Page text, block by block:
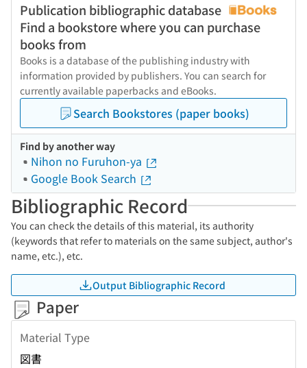
Publication bibliographic database
Find a bookstore where you can purchase
books from
Books is a database of the publishing industry with
information provided by publishers. You can search for
currently available paperbacks and eBooks.
Search Bookstores (paper books)
Find by another way
Nihon no Furuhon-ya
Google Book Search
Bibliographic Record
You can check the details of this material, its authority
(keywords that refer to materials on the same subject, author's
name, etc.), etc.
Output Bibliographic Record
Paper
Material Type
図書